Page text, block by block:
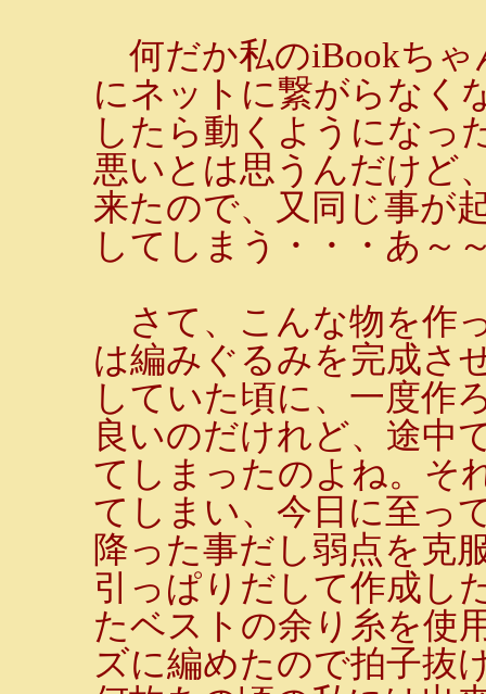
何だか私のiBookちゃ
にネットに繋がらなく
したら動くようになっ
悪いとは思うんだけど
来たので、又同じ事が
してしまう・・・あ～
さて、こんな物を作
は編みぐるみを完成さ
していた頃に、一度作
良いのだけれど、途中
てしまったのよね。そ
てしまい、今日に至っ
降った事だし弱点を克
引っぱりだして作成し
たベストの余り糸を使
ズに編めたので拍子抜